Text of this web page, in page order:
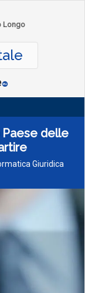
Longo
Paese delle
Giuridica